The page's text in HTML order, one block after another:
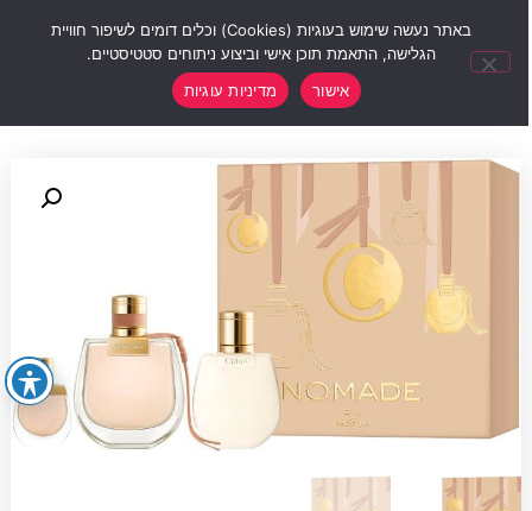
באתר נעשה שימוש בעוגיות (Cookies) וכלים דומים לשיפור חוויית
הגלישה, התאמת תוכן אישי וביצוע ניתוחים סטטיסטיים.
אישור
מדיניות עוגיות